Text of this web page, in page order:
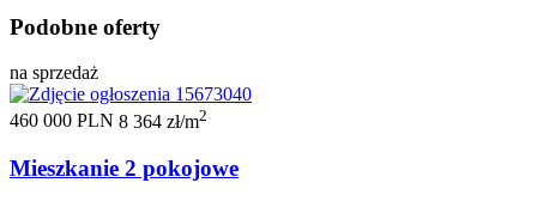
Podobne oferty
na sprzedaż
460 000 PLN 8 364 zł/m2
Mieszkanie 2 pokojowe